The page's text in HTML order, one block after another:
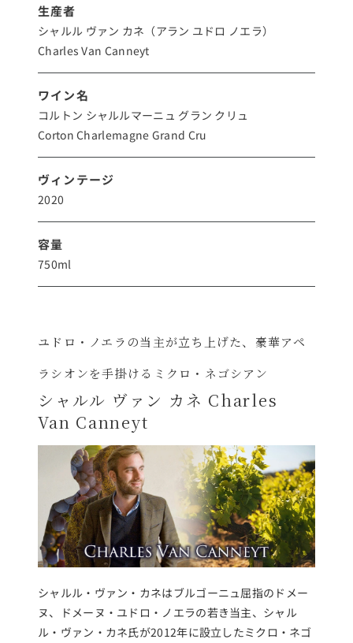
生産者
シャルル ヴァン カネ（アラン ユドロ ノエラ）
Charles Van Canneyt
ワイン名
コルトン シャルルマーニュ グラン クリュ
Corton Charlemagne Grand Cru
ヴィンテージ
2020
容量
750ml
ユドロ・ノエラの当主が立ち上げた、豪華アペ
ラシオンを手掛けるミクロ・ネゴシアン
シャルル ヴァン カネ Charles
Van Canneyt
シャルル・ヴァン・カネはブルゴーニュ屈指のドメー
ヌ、ドメーヌ・ユドロ・ノエラの若き当主、シャル
ル・ヴァン・カネ氏が2012年に設立したミクロ・ネゴ